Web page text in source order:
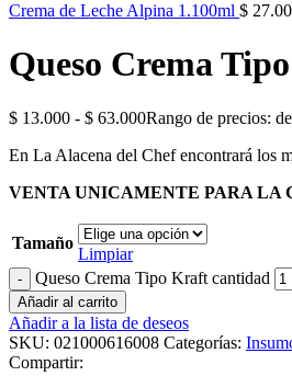
Crema de Leche Alpina 1.100ml $
Queso Crema
$ 13.000 - $ 63.000Rango de precios:
En La Alacena del Chef encontrará los
VENTA UNICAMENTE PARA LA
Tamaño
Limpiar
- Queso Crema Tipo Kraft cantidad
Añadir al carrito
Añadir a la lista de deseos
SKU: 021000616008 Categorías:
Compartir: